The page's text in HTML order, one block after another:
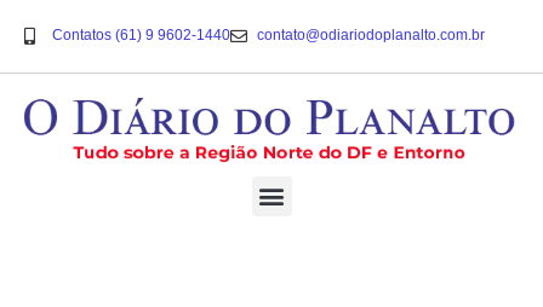
Contatos (61) 9 9602-1440 contato@odiariodoplanalto.com.br